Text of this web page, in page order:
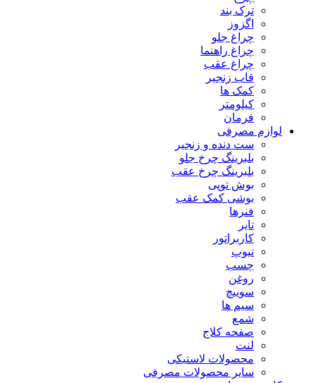
ترک بند
اگزوز
چراغ جلو
چراغ راهنما
چراغ عقب
قاب زنجیر
کمک ها
کیلومتر
فرمان
لوازم مصرفی
ست دنده و زنجیر
بلبرینگ چرخ جلو
بلبرینگ چرخ عقب
بوش توپی
بوشی کمک عقب
فنرها
تایر
کاربراتور
تیوپ
چسب
روغن
سوییچ
سیم ها
شمع
صفحه کلاج
لنت
محصولات لاستیکی
سایر محصولات مصرفی